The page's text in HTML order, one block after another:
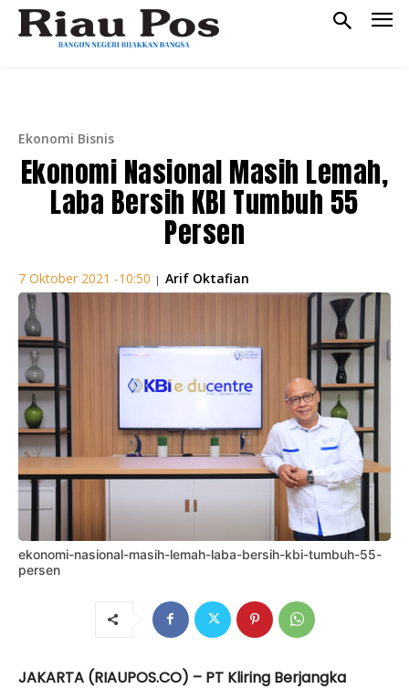
Ekonomi Bisnis
Ekonomi Nasional Masih Lemah,
Laba Bersih KBI Tumbuh 55
Persen
7 Oktober 2021 -10:50 | Arif Oktafian
ekonomi-nasional-masih-lemah-laba-bersih-kbi-tumbuh-55-
persen
JAKARTA (RIAUPOS.CO) – PT Kliring Berjangka